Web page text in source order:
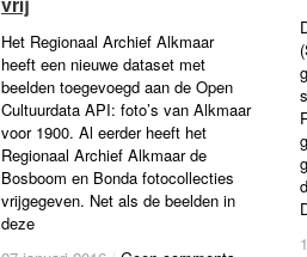
Het Regionaal Archief Alkmaar
heeft een nieuwe dataset met
beelden toegevoegd aan de Open
Cultuurdata API: foto’s van Alkmaar
voor 1900. Al eerder heeft het
Regionaal Archief Alkmaar de
Bosboom en Bonda fotocollecties
vrijgegeven. Net als de beelden in
deze